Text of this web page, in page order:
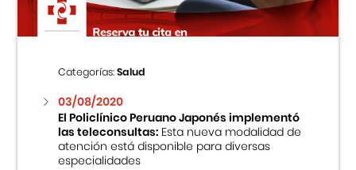
Categorías:Salud
03/08/2020
El Policlínico Peruano Japonés implementó
las teleconsultas:Esta nueva modalidad de
atención está disponible para diversas
especialidades